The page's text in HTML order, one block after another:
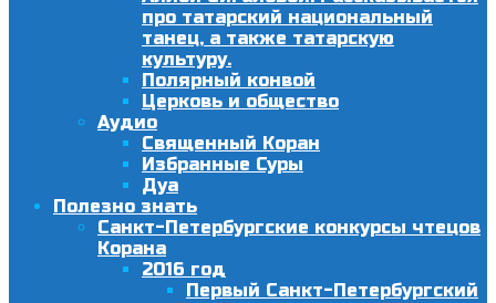
про татарский национальный
танец, а также татарскую
культуру.
Полярный конвой
Церковь и общество
Аудио
Священный Коран
Избранные Суры
Дуа
Полезно знать
Санкт-Петербургские конкурсы чтецов
Корана
2016 год
Первый Санкт-Петербургский